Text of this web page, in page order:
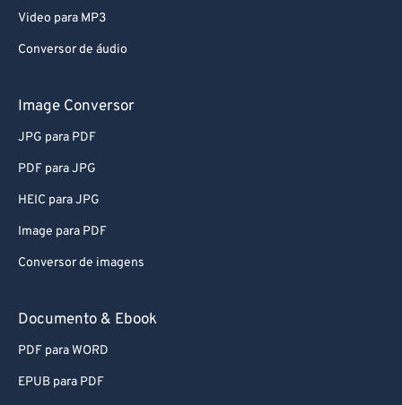
Video para MP3
Conversor de áudio
Image Conversor
JPG para PDF
PDF para JPG
HEIC para JPG
Image para PDF
Conversor de imagens
Documento & Ebook
PDF para WORD
EPUB para PDF